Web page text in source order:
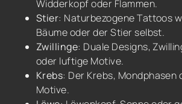
Widderkopf oder Flammen.
Stier: Naturbezogene Tattoos
Bäume oder der Stier selbst.
Zwillinge: Duale Designs,
oder luftige Motive.
Krebs: Der Krebs, Mondphasen
Motive.